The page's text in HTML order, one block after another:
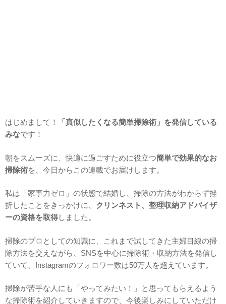
はじめまして！
「真似したくなる簡単掃除術」を発信している
みなです！
朝をスムーズに、快適に過ごすために役立つ簡単で効果的なお
掃除術を、今日からこの連載でお届けします。
私は「家事力ゼロ」の状態で結婚し、掃除の方法がわからず挫
折したことをきっかけに、 クリンネスト、整理収納アドバイザ
ーの資格を取得しました。
掃除のプロとしての知識に、これまで試してきた主婦目線の掃
除方法を交えながら、SNSを中心に掃除術・収納方法を発信し
ていて、Instagramのフォロワー数は50万人を超えています。
掃除が苦手な人にも「やってみたい！」と思ってもらえるよう
な掃除術を紹介していきますので、今後楽しみにしていただけ